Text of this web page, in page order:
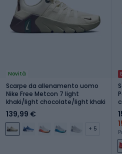
Novità
Scarpe da allenamento uomo
Nike Free Metcon 7 light
khaki/light chocolate/light khaki
139,99 €
+ 5